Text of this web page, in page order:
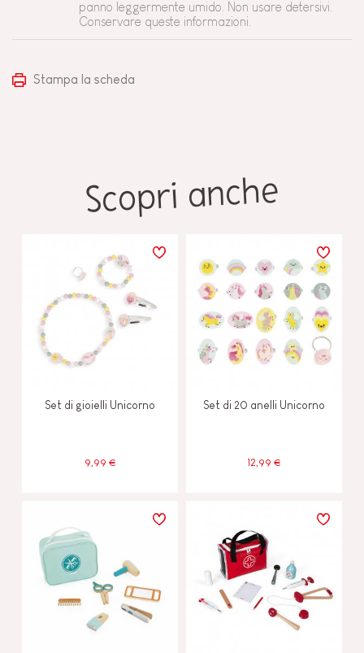
panno leggermente umido. Non usare detersivi.
Conservare queste informazioni.
Stampa la scheda
Scopri anche
Set di gioielli Unicorno
9,99 €
Set di 20 anelli Unicorno
12,99 €